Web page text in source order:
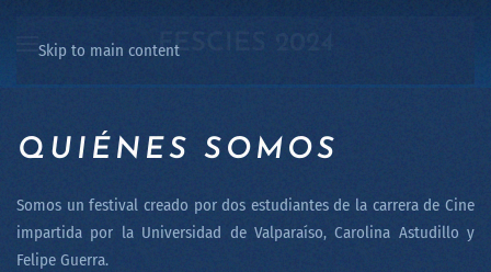
Skip to main contentFESCIES 2024
QUIÉNES SOMOS
Somos un festival creado por dos estudiantes de la carrera de Cine
impartida por la Universidad de Valparaíso, Carolina Astudillo y
Felipe Guerra.